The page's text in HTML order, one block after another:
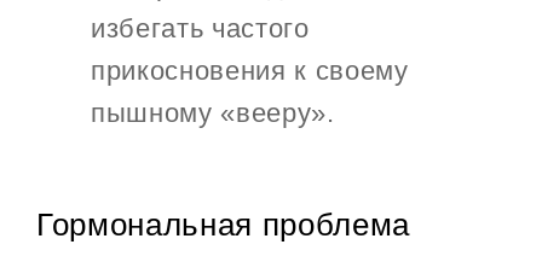
избегать частого
прикосновения к своему
пышному «вееру».
Гормональная проблема